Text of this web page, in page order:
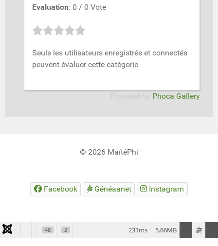
Evaluation: 0 / 0 Vote
Seuls les utilisateurs enregistrés et connectés
peuvent évaluer cette catégorie
Phoca Gallery
© 2026 MaïtéPhi
Facebook Généaanet Instagram
48 2 5.66MB
231ms